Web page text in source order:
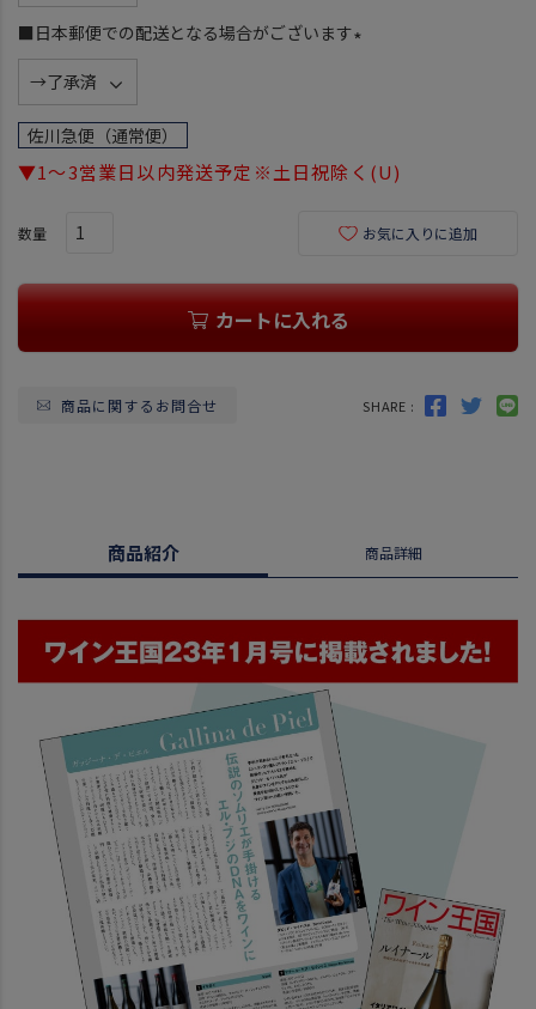
須
■日本郵便での配送となる場合がございます
佐川急便（通常便）
▼1～3営業日以内発送予定※土日祝除く(U)
お気に入りに追加
カートに入れる
商品に関するお問合せ SHARE :
商品紹介 商品詳細